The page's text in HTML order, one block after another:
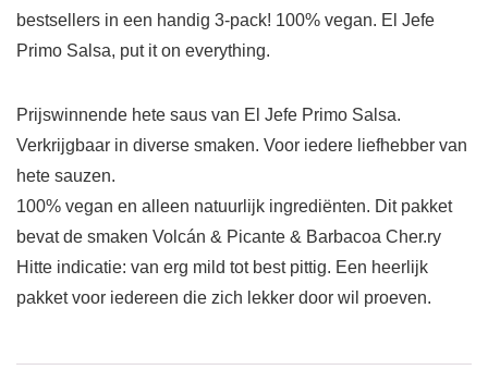
bestsellers in een handig 3-pack! 100% vegan. El Jefe
Primo Salsa, put it on everything.
Prijswinnende hete saus van El Jefe Primo Salsa.
Verkrijgbaar in diverse smaken. Voor iedere liefhebber van
hete sauzen.
100% vegan en alleen natuurlijk ingrediënten. Dit pakket
bevat de smaken Volcán & Picante & Barbacoa Cher.ry
Hitte indicatie: van erg mild tot best pittig. Een heerlijk
pakket voor iedereen die zich lekker door wil proeven.